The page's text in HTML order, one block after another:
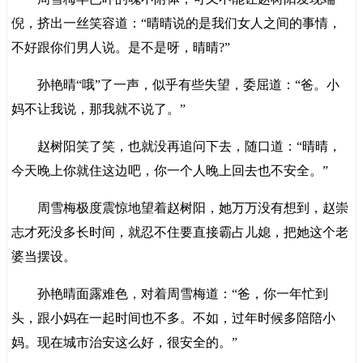
倪，挤出一丝笑容道：“晴晴说的是我们女人之间的事情，
不好跟你们男人说。是不是呀，晴晴?”
孙艳晴“哦”了一声，似乎有些失望，委屈道：“爸。小
妈不让我说，那我就不说了。”
赵树阳笑了笑，也就没再追问下去，随口道：“晴晴，
今天晚上你就住这边吧，你一个人晚上回去也不安全。”
周雪梅极度震惊地望着赵树阳，她万万没有想到，赵崇
志才死没多长时间，就忍不住要直接霸占儿媳，把她这个老
婆当摆设。
孙艳晴面露难色，对着周雪梅道：“爸，你一年忙到
头，跟小妈在一起时间也不多。不如，过年时候多陪陪小
妈。现在城市治安这么好，很安全的。”